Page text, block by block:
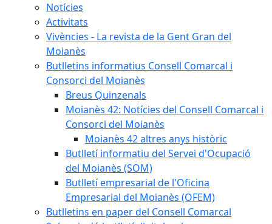
Notícies
Activitats
Vivències - La revista de la Gent Gran del
Moianès
Butlletins informatius Consell Comarcal i
Consorci del Moianès
Breus Quinzenals
Moianès 42: Notícies del Consell Comarcal i
Consorci del Moianès
Moianès 42 altres anys històric
Butlletí informatiu del Servei d'Ocupació
del Moianès (SOM)
Butlletí empresarial de l'Oficina
Empresarial del Moianès (OFEM)
Butlletins en paper del Consell Comarcal